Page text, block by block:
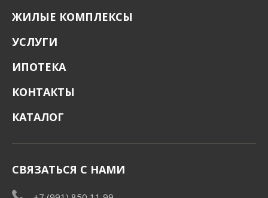
ЖИЛЫЕ КОМПЛЕКСЫ
УСЛУГИ
ИПОТЕКА
КОНТАКТЫ
КАТАЛОГ
СВЯЗАТЬСЯ С НАМИ